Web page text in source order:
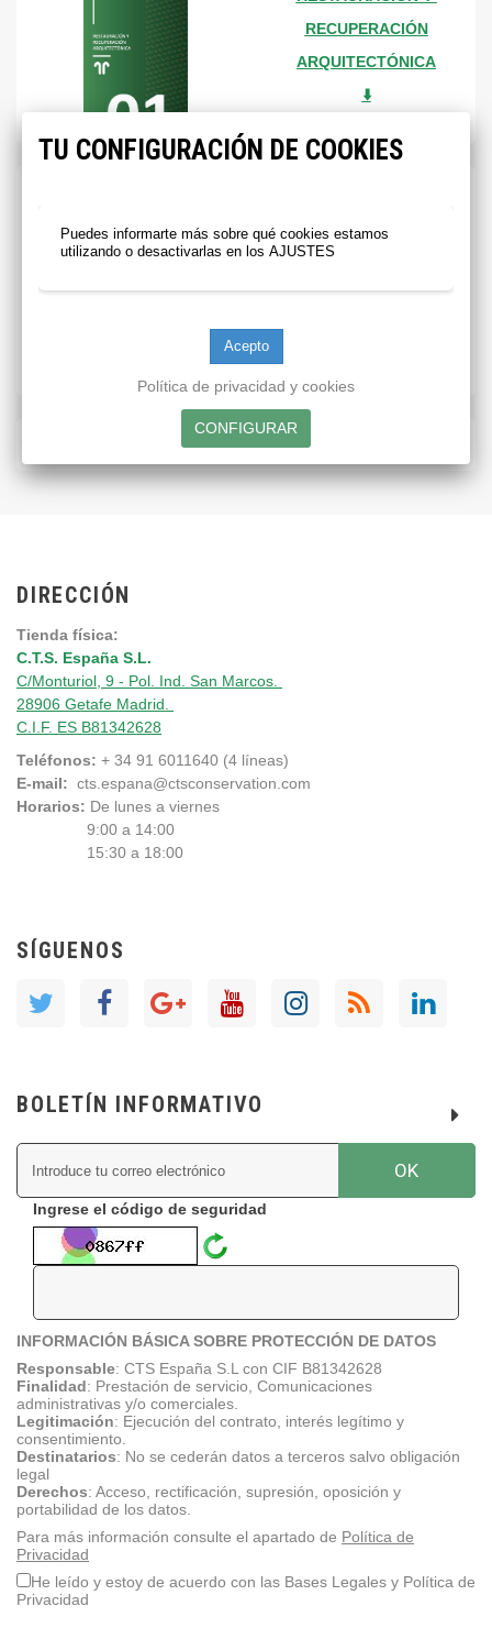
RECUPERACIÓN
ARQUITECTÓNICA
⬇️
CATÁLOGO
NUESTRAS TIENDAS
DIRECCIÓN
Tienda física:
C.T.S. España S.L.
C/Monturiol, 9 - Pol. Ind. San Marcos.
28906 Getafe Madrid.
C.I.F. ES B81342628
Teléfonos: + 34 91 6011640 (4 líneas)
E-mail: cts.espana@ctsconservation.com
Horarios: De lunes a viernes
9:00 a 14:00
15:30 a 18:00
SÍGUENOS
BOLETÍN INFORMATIVO
OK
Ingrese el código de seguridad
INFORMACIÓN BÁSICA SOBRE PROTECCIÓN DE DATOS
Responsable: CTS España S.L con CIF B81342628
Finalidad: Prestación de servicio, Comunicaciones
administrativas y/o comerciales.
Legitimación: Ejecución del contrato, interés legítimo y
consentimiento.
Destinatarios: No se cederán datos a terceros salvo obligación
legal
Derechos: Acceso, rectificación, supresión, oposición y
portabilidad de los datos.
Para más información consulte el apartado de Política de
Privacidad
He leído y estoy de acuerdo con las Bases Legales y Política de
Privacidad
TU CONFIGURACIÓN DE COOKIES
Puedes informarte más sobre qué cookies estamos
utilizando o desactivarlas en los AJUSTES
Política de privacidad y cookies